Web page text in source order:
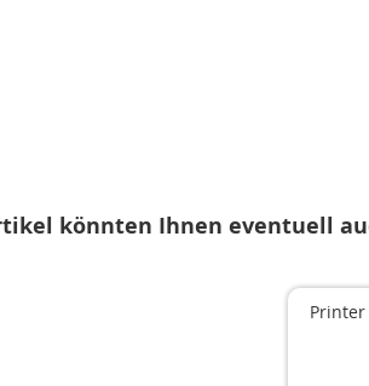
könnten Ihnen eventuell
Printer